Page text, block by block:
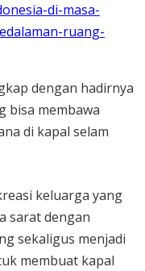
di-masa-
ruang-
dengan hadirnya
bisa membawa
di kapal selam
keluarga yang
sarat dengan
sekaligus menjadi
membuat kapal